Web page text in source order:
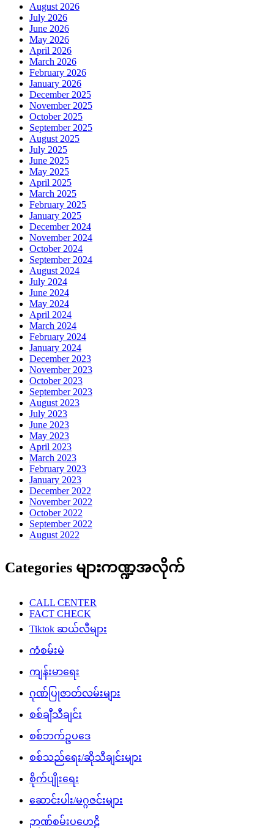
August 2026
July 2026
June 2026
May 2026
April 2026
March 2026
February 2026
January 2026
December 2025
November 2025
October 2025
September 2025
August 2025
July 2025
June 2025
May 2025
April 2025
March 2025
February 2025
January 2025
December 2024
November 2024
October 2024
September 2024
August 2024
July 2024
June 2024
May 2024
April 2024
March 2024
February 2024
January 2024
December 2023
November 2023
October 2023
September 2023
August 2023
July 2023
June 2023
May 2023
April 2023
March 2023
February 2023
January 2023
December 2022
November 2022
October 2022
September 2022
August 2022
Categories များကဏ္ဍအလိုက်
CALL CENTER
FACT CHECK
Tiktok ဆယ်လီများ
ကံစမ်းမဲ
ကျန်းမာရေး
ဂုဏ်ပြုဇာတ်လမ်းများ
စစ်ချီသီချင်း
စစ်ဘက်ဥပဒေ
စစ်သည်ရေး/ဆိုသီချင်းများ
စိုက်ပျိုးရေး
ဆောင်းပါး/မဂ္ဂဇင်းများ
ဉာဏ်စမ်းပဟေဠိ